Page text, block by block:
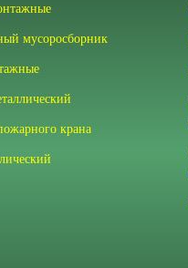
мусоросборник
крана